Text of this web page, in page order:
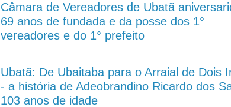
Câmara de Vereadores de Ubatã
69 anos de fundada e da posse dos 1°
vereadores e do 1° prefeito
Ubatã: De Ubaitaba para o Arraial de Dois
- a história de Adeobrandino Ricardo dos
103 anos de idade